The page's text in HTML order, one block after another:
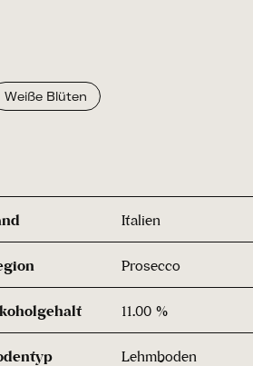
Weiße Blüten
Italien
Prosecco
11.00 %
Lehmboden